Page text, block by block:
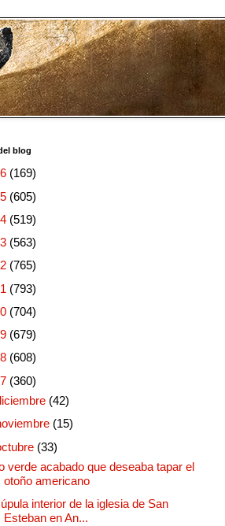
blog
(169)
(605)
(519)
(563)
(765)
(793)
(704)
(679)
(608)
(360)
(42)
(15)
(33)
verde acabado que deseaba tapar el
otoño americano
interior de la iglesia de San
Esteban en An...